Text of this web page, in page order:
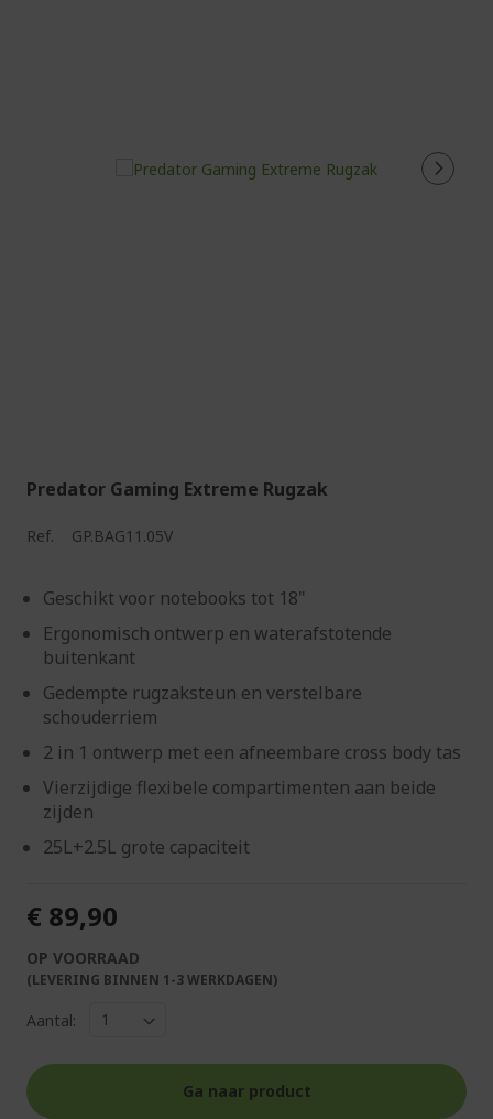
Predator Gaming Extreme Rugzak
Ref. GP.BAG11.05V
Geschikt voor notebooks tot 18"
Ergonomisch ontwerp en waterafstotende
buitenkant
Gedempte rugzaksteun en verstelbare
schouderriem
2 in 1 ontwerp met een afneembare cross body tas
Vierzijdige flexibele compartimenten aan beide
zijden
25L+2.5L grote capaciteit
€ 89,90
OP VOORRAAD
(LEVERING BINNEN 1-3 WERKDAGEN)
Aantal:
Ga naar product